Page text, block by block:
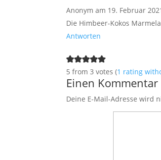
Anonym am 19. Februar
Die Himbeer-Kokos
Antworten
5 from 3 votes (1 rating
Einen Kommentar
Deine E-Mail-Adresse wird